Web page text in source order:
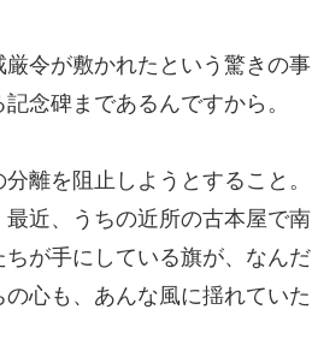
厳令が敷かれたという驚きの事
念碑まであるんですから。
離を阻止しようとすること。
近、うちの近所の古本屋で南
が手にしている旗が、なんだ
心も、あんな風に揺れていた